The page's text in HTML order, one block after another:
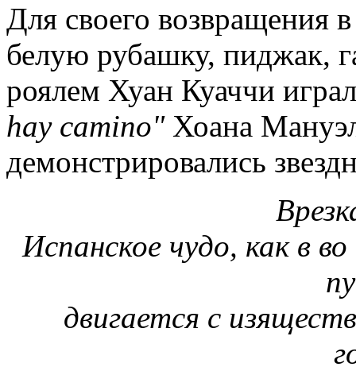
Для своего возвращения
белую рубашку, пиджак,
роялем Хуан Куаччи
hay camino"Хоана
демонстрировались
Испанское чудо, как в
двигается с